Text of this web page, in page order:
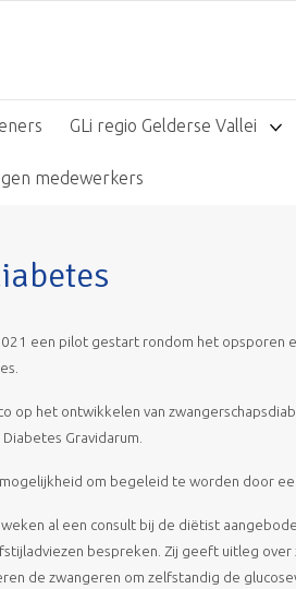
GLi regio Gelderse Vallei
medewerkers
een pilot gestart rondom het opsporen
op het ontwikkelen van
Gravidarum.
om begeleid te worden door
al een consult bij de diëtist
bespreken. Zij geeft uitleg
de zwangeren om zelfstandig de